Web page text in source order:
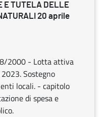
E TUTELA DELLE
20 aprile
2000 - Lotta attiva
Sostegno
locali. - capitolo
di spesa e